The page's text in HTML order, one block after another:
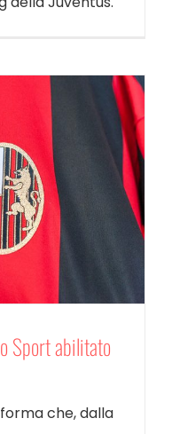
Sport abilitato
che, dalla